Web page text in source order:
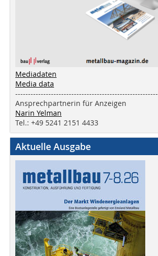
Mediadaten
Media data
--------------------------------------------------------
Ansprechpartnerin für Anzeigen
Narin Yelman
Tel.: +49 5241 2151 4433
Aktuelle Ausgabe